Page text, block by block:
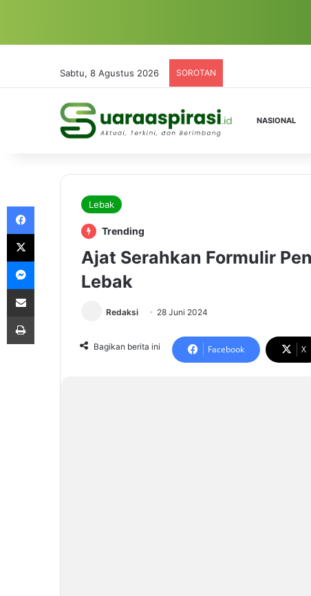
Sabtu, 8 Agustus 2026 SOROTAN
NASIONAL
Lebak
Trending
Ajat Serahkan Formulir
Lebak
Redaksi 28 Juni 2024
Bagikan berita ini Facebook X
Messenger